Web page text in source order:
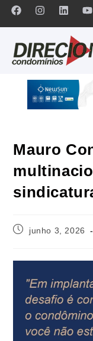
Mauro
junho 3, 2026